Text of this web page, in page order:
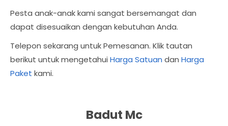
Pesta anak-anak kami sangat bersemangat dan
dapat disesuaikan dengan kebutuhan Anda.
Telepon sekarang untuk Pemesanan. Klik tautan
berikut untuk mengetahui Harga Satuan dan Harga
Paket kami.
Badut Mc